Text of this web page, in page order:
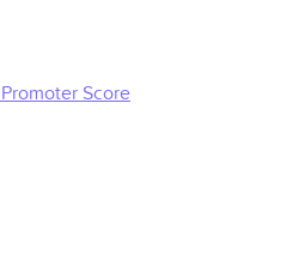
Score